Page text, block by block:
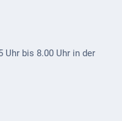
Uhr bis 8.00 Uhr in der